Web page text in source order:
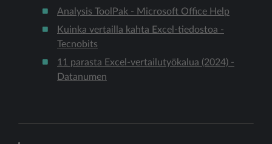
Analysis ToolPak - Microsoft Office Help
Kuinka vertailla kahta Excel-tiedostoa -
Tecnobits
11 parasta Excel-vertailutyökalua (2024) -
Datanumen